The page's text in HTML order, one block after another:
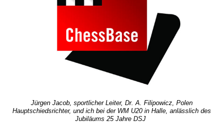
Jürgen Jacob, sportlicher Leiter, Dr. A. Filipowicz, Polen
Hauptschiedsrichter, und ich bei der WM U20 in Halle, anlässlich des
Jubiläums 25 Jahre DSJ